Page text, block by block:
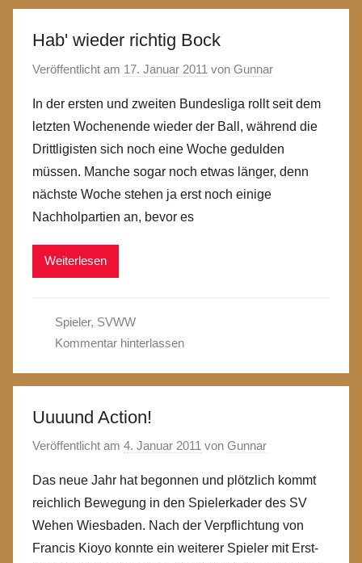
Hab' wieder richtig Bock
Veröffentlicht am 17. Januar 2011 von Gunnar
In der ersten und zweiten Bundesliga rollt seit dem
letzten Wochenende wieder der Ball, während die
Drittligisten sich noch eine Woche gedulden
müssen. Manche sogar noch etwas länger, denn
nächste Woche stehen ja erst noch einige
Nachholpartien an, bevor es
Weiterlesen
Spieler, SVWW
Kommentar hinterlassen
Uuuund Action!
Veröffentlicht am 4. Januar 2011 von Gunnar
Das neue Jahr hat begonnen und plötzlich kommt
reichlich Bewegung in den Spielerkader des SV
Wehen Wiesbaden. Nach der Verpflichtung von
Francis Kioyo konnte ein weiterer Spieler mit Erst-